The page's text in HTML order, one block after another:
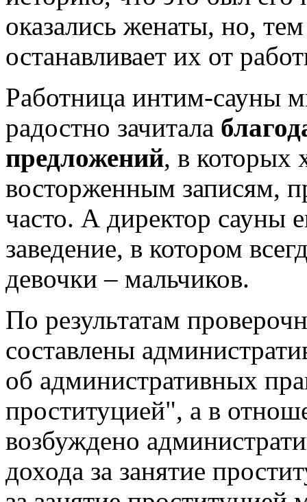
оказались женаты, но,
останавливает их от
Работница интим-сауны
радостно зачитала
предложений, в которых
восторженным записям,
часто. А директор сауны
заведение, в котором
девочки – мальчиков.
По результатам
составлены
об административных
проституцией", а в
возбуждено
дохода за занятие